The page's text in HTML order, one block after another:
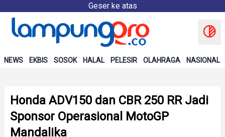
Geser ke atas
NEWS EKBIS SOSOK HALAL PELESIR OLAHRAGA NASIONAL
Honda ADV150 dan CBR 250 RR Jadi
Sponsor Operasional MotoGP
Mandalika